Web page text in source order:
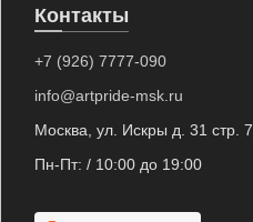
Контакты
+7 (926) 7777-090
info@artpride-msk.ru
Москва, ул. Искры д. 31 стр. 7
Пн-Пт: / 10:00 до 19:00